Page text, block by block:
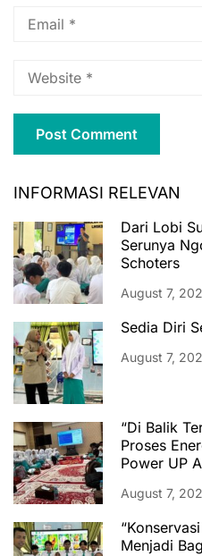
INFORMASI RELEVAN
Dari Lobi
Serunya
Schoters
August 7,
Sedia Diri
August 7,
“Di Balik
Proses
Power UP
August 7,
Menjadi